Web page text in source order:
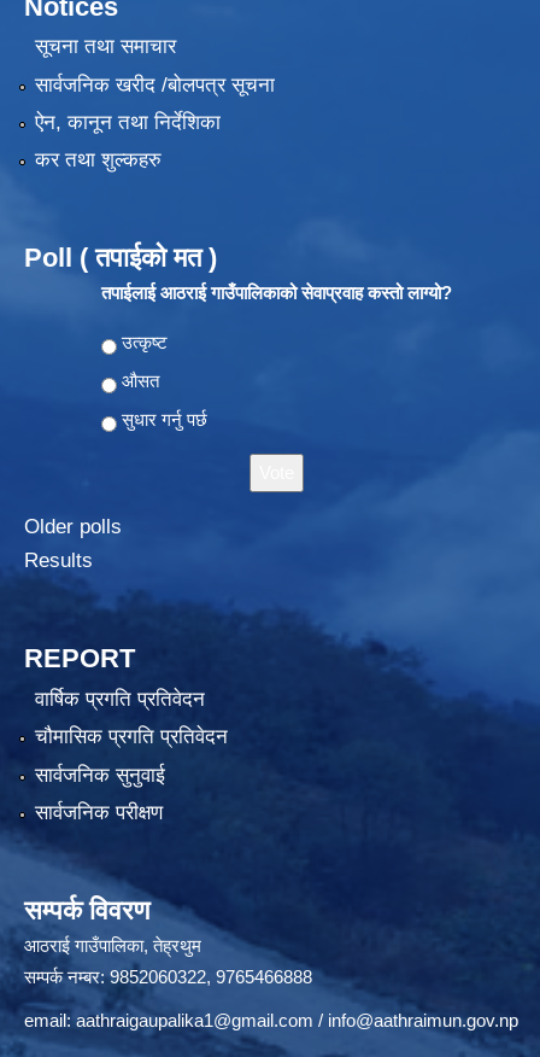
Notices
सूचना तथा समाचार
सार्वजनिक खरीद /बोलपत्र सूचना
ऐन, कानून तथा निर्देशिका
कर तथा शुल्कहरु
Poll ( तपाईको मत )
तपाईलाई आठराई गाउँपालिकाको सेवाप्रवाह कस्तो लाग्यो?
Choices
उत्कृष्ट
औसत
सुधार गर्नु पर्छ
Older polls
Results
REPORT
वार्षिक प्रगति प्रतिवेदन
चौमासिक प्रगति प्रतिवेदन
सार्वजनिक सुनुवाई
सार्वजनिक परीक्षण
सम्पर्क विवरण
आठराई गाउँपालिका, तेह्रथुम
सम्पर्क नम्बर: 9852060322, 9765466888
email: aathraigaupalika1@gmail.com / info@aathraimun.gov.np